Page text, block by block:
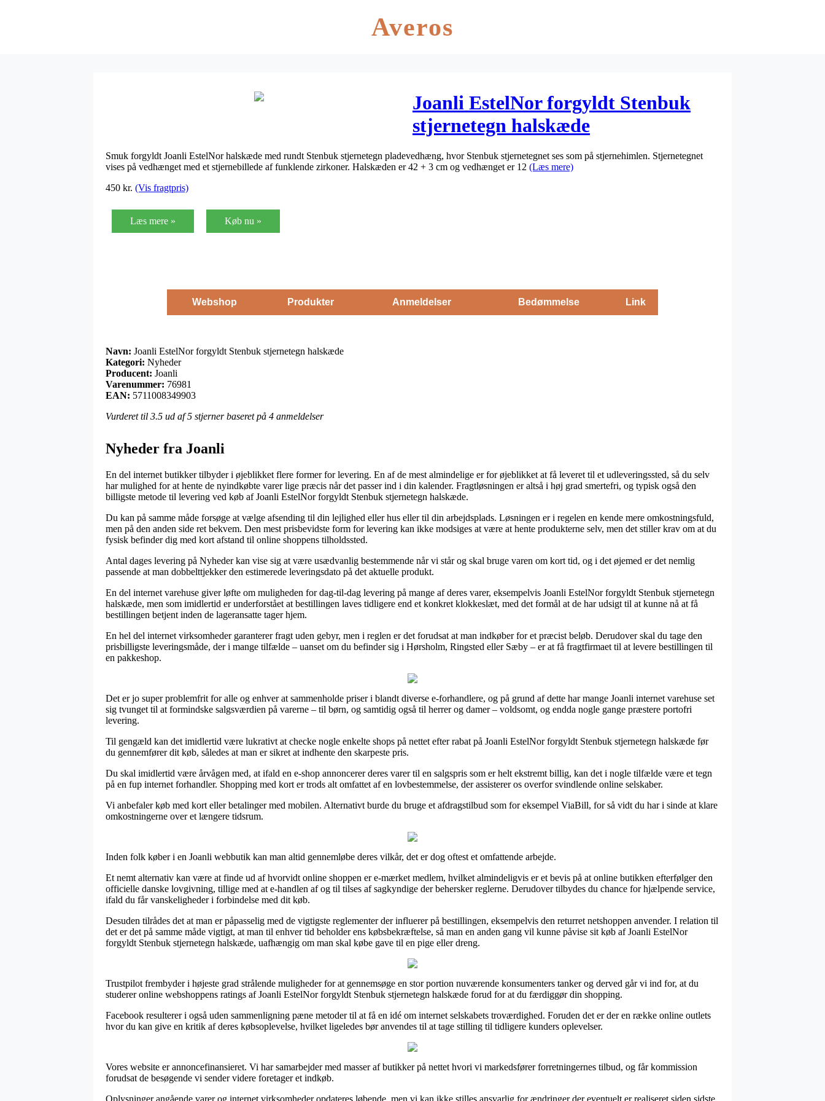
Averos
Joanli EstelNor forgyldt Stenbuk
stjernetegn halskæde
Smuk forgyldt Joanli EstelNor halskæde med rundt Stenbuk stjernetegn pladevedhæng, hvor Stenbuk stjernetegnet ses som på stjernehimlen. Stjernetegnet
vises på vedhænget med et stjernebillede af funklende zirkoner. Halskæden er 42 + 3 cm og vedhænget er 12 (Læs mere)
450 kr. (Vis fragtpris)
Læs mere » Køb nu »
Webshop Produkter Anmeldelser Bedømmelse Link
Navn: Joanli EstelNor forgyldt Stenbuk stjernetegn halskæde
Kategori: Nyheder
Producent: Joanli
Varenummer: 76981
EAN: 5711008349903
Vurderet til 3.5 ud af 5 stjerner baseret på 4 anmeldelser
Nyheder fra Joanli
En del internet butikker tilbyder i øjeblikket flere former for levering. En af de mest almindelige er for øjeblikket at få leveret til et udleveringssted, så du selv
har mulighed for at hente de nyindkøbte varer lige præcis når det passer ind i din kalender. Fragtløsningen er altså i høj grad smertefri, og typisk også den
billigste metode til levering ved køb af Joanli EstelNor forgyldt Stenbuk stjernetegn halskæde.
Du kan på samme måde forsøge at vælge afsending til din lejlighed eller hus eller til din arbejdsplads. Løsningen er i regelen en kende mere omkostningsfuld,
men på den anden side ret bekvem. Den mest prisbevidste form for levering kan ikke modsiges at være at hente produkterne selv, men det stiller krav om at du
fysisk befinder dig med kort afstand til online shoppens tilholdssted.
Antal dages levering på Nyheder kan vise sig at være usædvanlig bestemmende når vi står og skal bruge varen om kort tid, og i det øjemed er det nemlig
passende at man dobbelttjekker den estimerede leveringsdato på det aktuelle produkt.
En del internet varehuse giver løfte om muligheden for dag-til-dag levering på mange af deres varer, eksempelvis Joanli EstelNor forgyldt Stenbuk stjernetegn
halskæde, men som imidlertid er underforstået at bestillingen laves tidligere end et konkret klokkeslæt, med det formål at de har udsigt til at kunne nå at få
bestillingen betjent inden de lageransatte tager hjem.
En hel del internet virksomheder garanterer fragt uden gebyr, men i reglen er det forudsat at man indkøber for et præcist beløb. Derudover skal du tage den
prisbilligste leveringsmåde, der i mange tilfælde – uanset om du befinder sig i Hørsholm, Ringsted eller Sæby – er at få fragtfirmaet til at levere bestillingen til
en pakkeshop.
Det er jo super problemfrit for alle og enhver at sammenholde priser i blandt diverse e-forhandlere, og på grund af dette har mange Joanli internet varehuse set
sig tvunget til at formindske salgsværdien på varerne – til børn, og samtidig også til herrer og damer – voldsomt, og endda nogle gange præstere portofri
levering.
Til gengæld kan det imidlertid være lukrativt at checke nogle enkelte shops på nettet efter rabat på Joanli EstelNor forgyldt Stenbuk stjernetegn halskæde før
du gennemfører dit køb, således at man er sikret at indhente den skarpeste pris.
Du skal imidlertid være årvågen med, at ifald en e-shop annoncerer deres varer til en salgspris som er helt ekstremt billig, kan det i nogle tilfælde være et tegn
på en fup internet forhandler. Shopping med kort er trods alt omfattet af en lovbestemmelse, der assisterer os overfor svindlende online selskaber.
Vi anbefaler køb med kort eller betalinger med mobilen. Alternativt burde du bruge et afdragstilbud som for eksempel ViaBill, for så vidt du har i sinde at klare
omkostningerne over et længere tidsrum.
Inden folk køber i en Joanli webbutik kan man altid gennemløbe deres vilkår, det er dog oftest et omfattende arbejde.
Et nemt alternativ kan være at finde ud af hvorvidt online shoppen er e-mærket medlem, hvilket almindeligvis er et bevis på at online butikken efterfølger den
officielle danske lovgivning, tillige med at e-handlen af og til tilses af sagkyndige der behersker reglerne. Derudover tilbydes du chance for hjælpende service,
ifald du får vanskeligheder i forbindelse med dit køb.
Desuden tilrådes det at man er påpasselig med de vigtigste reglementer der influerer på bestillingen, eksempelvis den returret netshoppen anvender. I relation til
det er det på samme måde vigtigt, at man til enhver tid beholder ens købsbekræftelse, så man en anden gang vil kunne påvise sit køb af Joanli EstelNor
forgyldt Stenbuk stjernetegn halskæde, uafhængig om man skal købe gave til en pige eller dreng.
Trustpilot frembyder i højeste grad strålende muligheder for at gennemsøge en stor portion nuværende konsumenters tanker og derved går vi ind for, at du
studerer online webshoppens ratings af Joanli EstelNor forgyldt Stenbuk stjernetegn halskæde forud for at du færdiggør din shopping.
Facebook resulterer i også uden sammenligning pæne metoder til at få en idé om internet selskabets troværdighed. Foruden det er der en række online outlets
hvor du kan give en kritik af deres købsoplevelse, hvilket ligeledes bør anvendes til at tage stilling til tidligere kunders oplevelser.
Vores website er annoncefinansieret. Vi har samarbejder med masser af butikker på nettet hvori vi markedsfører forretningernes tilbud, og får kommission
forudsat de besøgende vi sender videre foretager et indkøb.
Oplysninger angående varer og internet virksomheder opdateres løbende, men vi kan ikke stilles ansvarlig for ændringer der eventuelt er realiseret siden sidste